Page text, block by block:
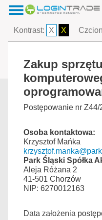
Kontrast: X X
Zakup sprzętu
Postępowanie nr Z44/
Osoba kontaktowa:
Krzysztof Mańka
Park Śląski Spółka
Aleja Różana 2
41-501 Chorzów
NIP: 6270012163
Data założenia